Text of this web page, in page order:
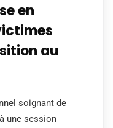
en
au
soignant de
une session